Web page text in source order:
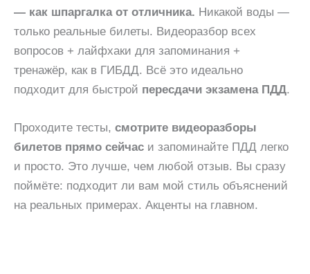
— как шпаргалка от отличника. Никакой воды —
только реальные билеты. Видеоразбор всех
вопросов + лайфхаки для запоминания +
тренажёр, как в ГИБДД. Всё это идеально
подходит для быстрой пересдачи экзамена ПДД.
Проходите тесты, смотрите видеоразборы
билетов прямо сейчас и запоминайте ПДД легко
и просто. Это лучше, чем любой отзыв. Вы сразу
поймёте: подходит ли вам мой стиль объяснений
на реальных примерах. Акценты на главном.